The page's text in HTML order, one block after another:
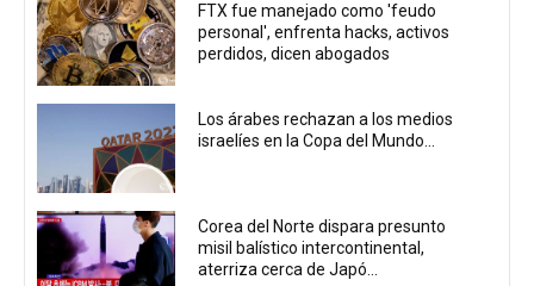
FTX fue manejado como 'feudo
personal', enfrenta hacks, activos
perdidos, dicen abogados
Los árabes rechazan a los medios
israelíes en la Copa del Mundo...
Corea del Norte dispara presunto
misil balístico intercontinental,
aterriza cerca de Japó...